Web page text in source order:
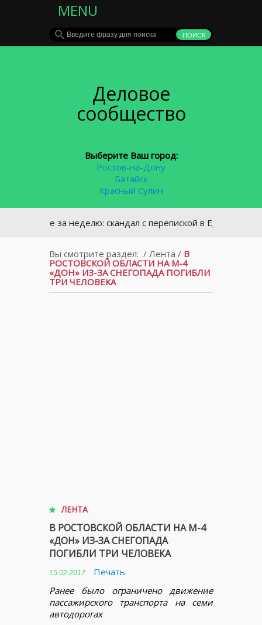
MENU
Деловое
сообщество
Выберите Ваш город:
Ростов-на-Дону
Батайск
Красный Сулин
за неделю: скандал с перепиской в Единой России
Вы смотрите раздел: / Лента / В
РОСТОВСКОЙ ОБЛАСТИ НА М-4
«ДОН» ИЗ-ЗА СНЕГОПАДА ПОГИБЛИ
ТРИ ЧЕЛОВЕКА
ЛЕНТА
В РОСТОВСКОЙ ОБЛАСТИ НА М-4
«ДОН» ИЗ-ЗА СНЕГОПАДА
ПОГИБЛИ ТРИ ЧЕЛОВЕКА
15.02.2017
Печать
Ранее было ограничено движение
пассажирского транспорта на семи
автодорогах